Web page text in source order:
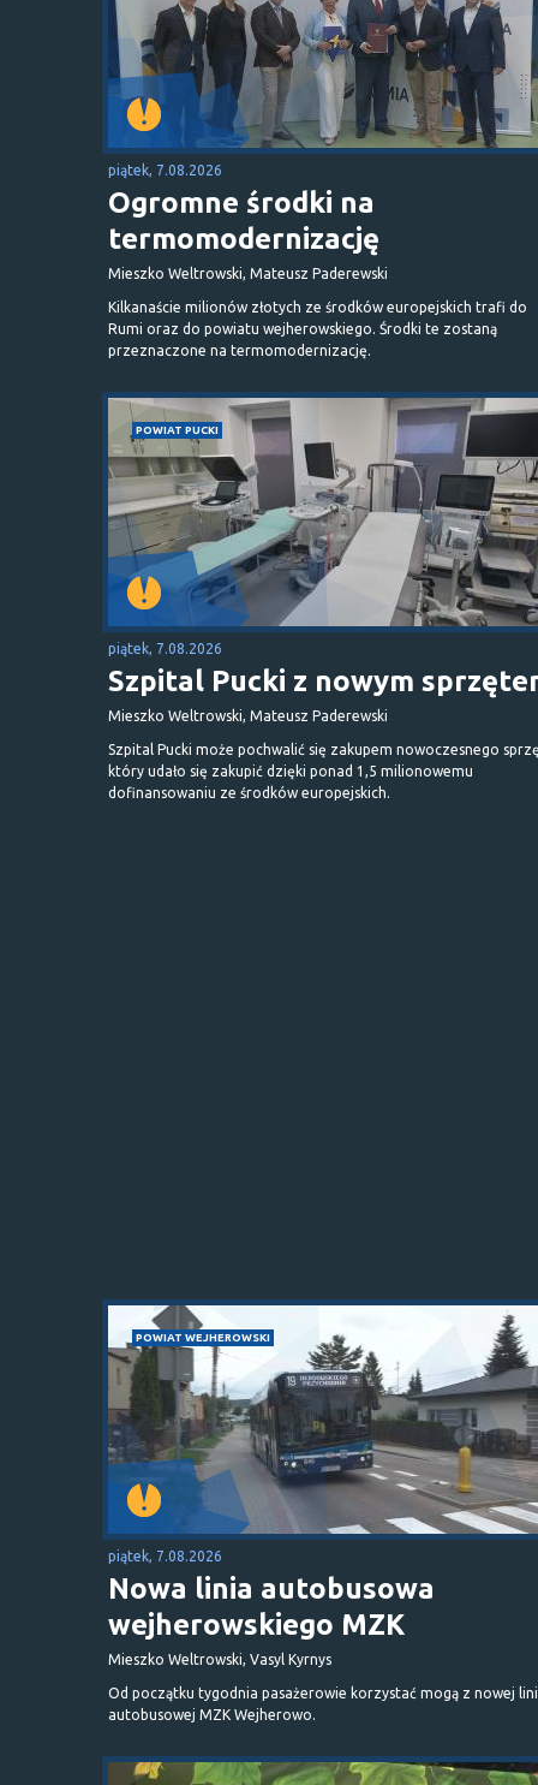
piątek, 7.08.2026
Ogromne środki na
termomodernizację
Mieszko Weltrowski, Mateusz Paderewski
Kilkanaście milionów złotych ze środków europejskich trafi do
Rumi oraz do powiatu wejherowskiego. Środki te zostaną
przeznaczone na termomodernizację.
POWIAT PUCKI
piątek, 7.08.2026
Szpital Pucki z nowym
Mieszko Weltrowski, Mateusz Paderewski
Szpital Pucki może pochwalić się zakupem nowoczesnego
który udało się zakupić dzięki ponad 1,5 milionowemu
dofinansowaniu ze środków europejskich.
POWIAT WEJHEROWSKI
piątek, 7.08.2026
Nowa linia autobusowa
wejherowskiego MZK
Mieszko Weltrowski, Vasyl Kyrnys
Od początku tygodnia pasażerowie korzystać mogą z nowej
autobusowej MZK Wejherowo.